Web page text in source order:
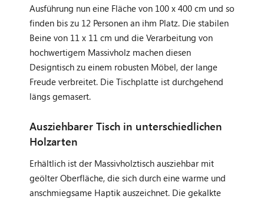
Ausführung nun eine Fläche von 100 x 400 cm und so
finden bis zu 12 Personen an ihm Platz. Die stabilen
Beine von 11 x 11 cm und die Verarbeitung von
hochwertigem Massivholz machen diesen
Designtisch zu einem robusten Möbel, der lange
Freude verbreitet. Die Tischplatte ist durchgehend
längs gemasert.
Ausziehbarer Tisch in unterschiedlichen
Holzarten
Erhältlich ist der Massivholztisch ausziehbar mit
geölter Oberfläche, die sich durch eine warme und
anschmiegsame Haptik auszeichnet. Die gekalkte